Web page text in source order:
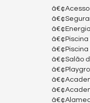
â€¢Piscina
â€¢Salão